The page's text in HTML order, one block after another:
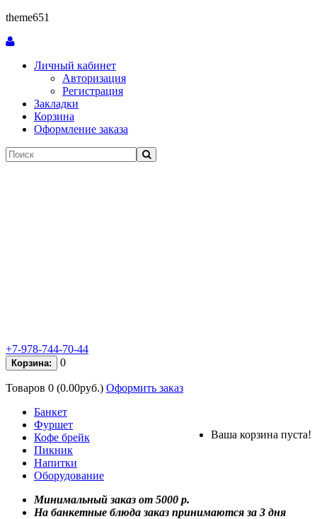
theme651
Личный кабинет
Авторизация
Регистрация
Закладки
Корзина
Оформление заказа
+7-978-744-70-44
Корзина: 0
Товаров 0 (0.00руб.) Оформить заказ
Ваша корзина пуста!
Банкет
Фуршет
Кофе брейк
Пикник
Напитки
Оборудование
Минимальный заказ от 5000 р.
На банкетные блюда заказ принимаются за 3 дня